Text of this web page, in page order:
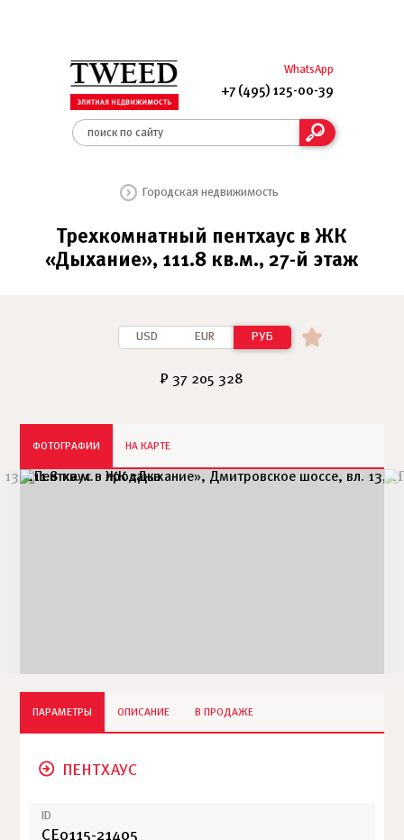
WhatsApp
+7 (495) 125-00-39
Городская недвижимость
Трехкомнатный пентхаус в ЖК
«Дыхание», 111.8 кв.м., 27-й этаж
USD EUR РУБ
₽ 37 205 328
ФОТОГРАФИИ НА КАРТЕ
ПАРАМЕТРЫ ОПИСАНИЕ В ПРОДАЖЕ
ПЕНТХАУС
ID
СЕ0115-21405